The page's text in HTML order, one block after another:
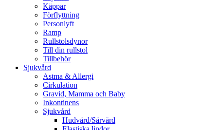
Käppar
Förflyttning
Personlyft
Ramp
Rullstolsdynor
Till din rullstol
Tillbehör
Sjukvård
Astma & Allergi
Cirkulation
Gravid, Mamma och Baby
Inkontinens
Sjukvård
Hudvård/Sårvård